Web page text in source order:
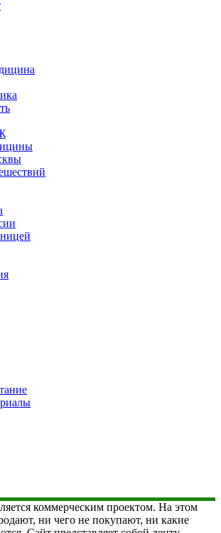
коммерческим проектом. На этом
ни чего не покупают, ни какие